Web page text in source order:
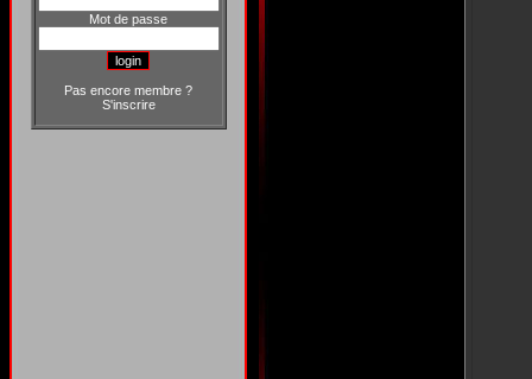
Mot de passe
Pas encore membre ?
S'inscrire